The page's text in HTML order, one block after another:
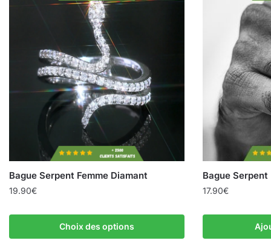
Bague Serpent Femme Diamant
19.90€
Choix des options
Bague
17.90€